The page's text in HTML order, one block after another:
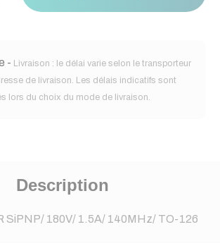
- Livraison : le délai varie selon le transporteur
de livraison. Les délais indicatifs sont
lors du choix du mode de livraison.
Description
SiPNP/ 180V/ 1.5A/ 140MHz/ TO-126